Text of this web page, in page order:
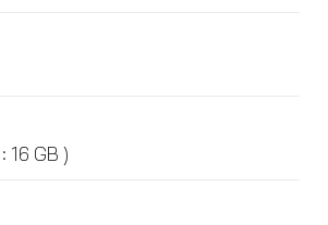
16 GB )